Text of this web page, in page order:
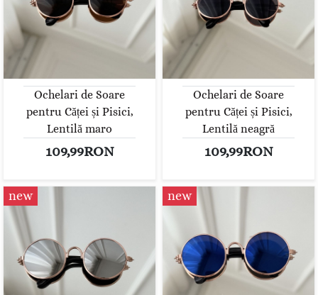
Ochelari de Soare
pentru Căței și Pisici,
Lentilă maro
109,99RON
Ochelari de Soare
pentru Căței și Pisici,
Lentilă neagră
109,99RON
new new